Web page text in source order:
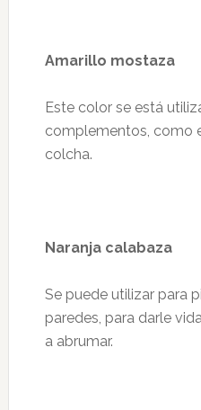
Amarillo mostaza
Este color se está
complementos, como
colcha.
Naranja calabaza
Se puede utilizar para
paredes, para darle
a abrumar.